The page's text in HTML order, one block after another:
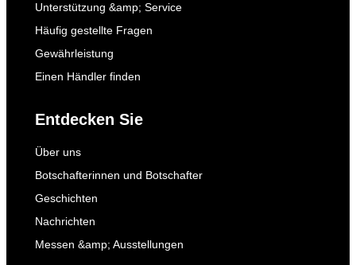
Unterstützung &amp; Service
Häufig gestellte Fragen
Gewährleistung
Einen Händler finden
Entdecken Sie
Über uns
Botschafterinnen und Botschafter
Geschichten
Nachrichten
Messen &amp; Ausstellungen